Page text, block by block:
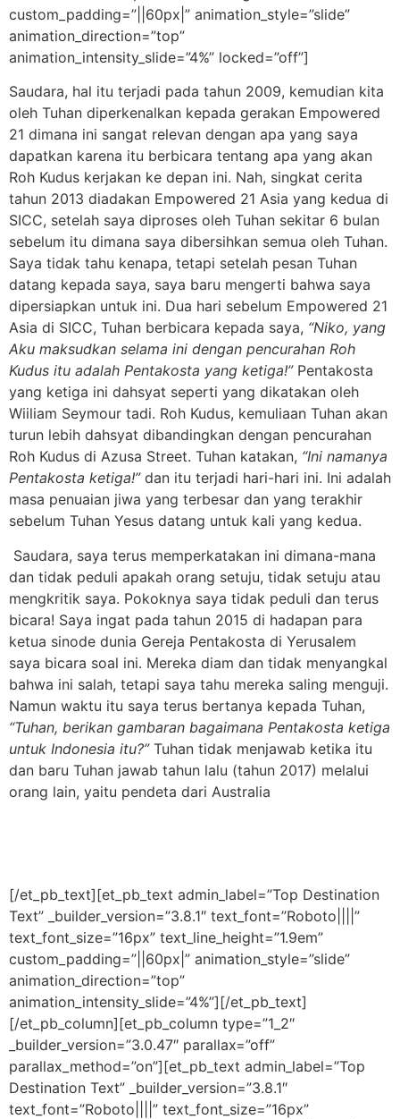
custom_padding=”||60px|” animation_style=”slide”
animation_direction=”top”
animation_intensity_slide=”4%” locked=”off”]
Saudara, hal itu terjadi pada tahun 2009, kemudian kita
oleh Tuhan diperkenalkan kepada gerakan Empowered
21 dimana ini sangat relevan dengan apa yang saya
dapatkan karena itu berbicara tentang apa yang akan
Roh Kudus kerjakan ke depan ini. Nah, singkat cerita
tahun 2013 diadakan Empowered 21 Asia yang kedua di
SICC, setelah saya diproses oleh Tuhan sekitar 6 bulan
sebelum itu dimana saya dibersihkan semua oleh Tuhan.
Saya tidak tahu kenapa, tetapi setelah pesan Tuhan
datang kepada saya, saya baru mengerti bahwa saya
dipersiapkan untuk ini. Dua hari sebelum Empowered 21
Asia di SICC, Tuhan berbicara kepada saya, “Niko, yang
Aku maksudkan selama ini dengan pencurahan Roh
Kudus itu adalah Pentakosta yang ketiga!”Pentakosta
yang ketiga ini dahsyat seperti yang dikatakan oleh
Wiiliam Seymour tadi. Roh Kudus, kemuliaan Tuhan akan
turun lebih dahsyat dibandingkan dengan pencurahan
Roh Kudus di Azusa Street. Tuhan katakan, “Ini namanya
Pentakosta ketiga!” dan itu terjadi hari-hari ini. Ini adalah
masa penuaian jiwa yang terbesar dan yang terakhir
sebelum Tuhan Yesus datang untuk kali yang kedua.
Saudara, saya terus memperkatakan ini dimana-mana
dan tidak peduli apakah orang setuju, tidak setuju atau
mengkritik saya. Pokoknya saya tidak peduli dan terus
bicara! Saya ingat pada tahun 2015 di hadapan para
ketua sinode dunia Gereja Pentakosta di Yerusalem
saya bicara soal ini. Mereka diam dan tidak menyangkal
bahwa ini salah, tetapi saya tahu mereka saling menguji.
Namun waktu itu saya terus bertanya kepada Tuhan,
“Tuhan, berikan gambaran bagaimana Pentakosta ketiga
untuk Indonesia itu?” Tuhan tidak menjawab ketika itu
dan baru Tuhan jawab tahun lalu (tahun 2017) melalui
orang lain, yaitu pendeta dari Australia
[/et_pb_text][et_pb_text admin_label=”Top Destination
Text” _builder_version=”3.8.1″ text_font=”Roboto||||”
text_font_size=”16px” text_line_height=”1.9em”
custom_padding=”||60px|” animation_style=”slide”
animation_direction=”top”
animation_intensity_slide=”4%”][/et_pb_text]
[/et_pb_column][et_pb_column type=”1_2″
_builder_version=”3.0.47″ parallax=”off”
parallax_method=”on”][et_pb_text admin_label=”Top
Destination Text” _builder_version=”3.8.1″
text_font=”Roboto||||” text_font_size=”16px”